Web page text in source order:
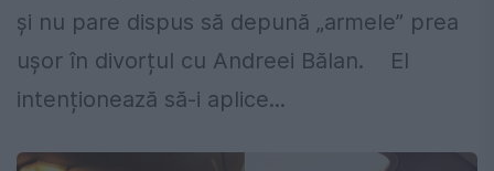
și nu pare dispus să depună „armele” prea
ușor în divorțul cu Andreei Bălan. El
intenționează să-i aplice...